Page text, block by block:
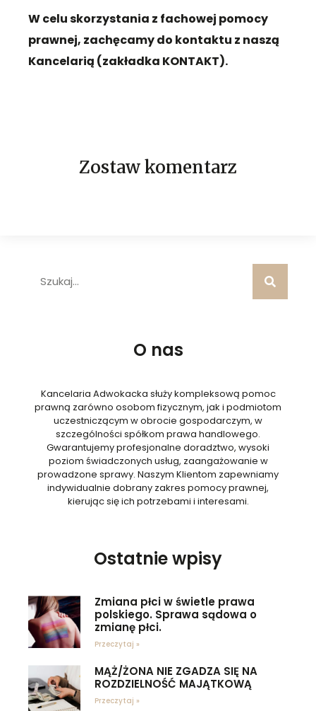
W celu skorzystania z fachowej pomocy
prawnej, zachęcamy do kontaktu z naszą
Kancelarią (zakładka KONTAKT).
Zostaw komentarz
O nas
Kancelaria Adwokacka służy kompleksową pomoc
prawną zarówno osobom fizycznym, jak i podmiotom
uczestniczącym w obrocie gospodarczym, w
szczególności spółkom prawa handlowego.
Gwarantujemy profesjonalne doradztwo, wysoki
poziom świadczonych usług, zaangażowanie w
prowadzone sprawy. Naszym Klientom zapewniamy
indywidualnie dobrany zakres pomocy prawnej,
kierując się ich potrzebami i interesami.
Ostatnie wpisy
Zmiana płci w świetle prawa
polskiego. Sprawa sądowa o
zmianę płci.
Przeczytaj »
MĄŻ/ŻONA NIE ZGADZA SIĘ NA
ROZDZIELNOŚĆ MAJĄTKOWĄ
Przeczytaj »